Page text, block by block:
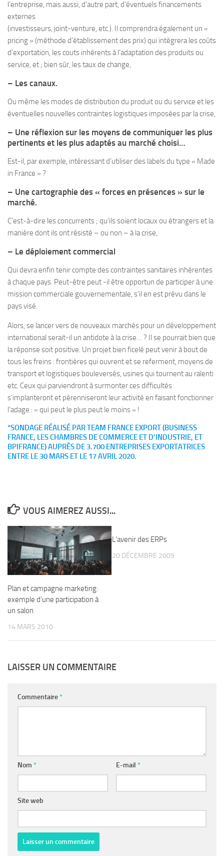
l’entreprise, mais aussi, d’autre part, d’éventuels financements
externes
(investisseurs, joint-venture, etc.). Il comprendra également un «
pricing » (méthode d’établissement des prix) qui intègrera les coûts
d’exportation, les couts inhérents à l’adaptation des produits ou
service, et ; bien sûr, les taux de change,
– Les canaux.
Ou même les modes de distribution du produit ou du service et les
éventuelles nouvelles contraintes logistiques imposées par la crise,
– Une réflexion sur les moyens de communiquer les plus
pertinents et les plus adaptés au marché choisi…
Est-il, par exemple, intéressant d’utiliser des labels du type « Made
in France » ?
– Une cartographie des « forces en présences » sur le
marché.
C’est-à-dire les concurrents ; qu’ils soient locaux ou étrangers et la
manière dont ils ont résisté – ou non – à la crise,
– Le déploiement commercial
Qui devra enfin tenir compte des contraintes sanitaires inhérentes
à chaque pays. Peut-être peut -il être opportun de participer à une
mission commerciale gouvernementale, s’il en est prévu dans le
pays visé.
Alors, se lancer vers de nouveaux marchés pour un développement
international serait-il un antidote à la crise… ? Il se pourrait bien que
la réponse soit positive. Un projet bien ficelé peut venir à bout de
tous les freins : frontières qui ouvrent et se referment, moyens de
transport et logistiques bouleversés, usines qui tournent au ralenti
etc. Ceux qui parviendront à surmonter ces difficultés
s’implanteront et pérenniseront leur activité en faisant fonctionner
l’adage : « qui peut le plus peut le moins » !
*SONDAGE RÉALISÉ PAR TEAM FRANCE EXPORT (BUSINESS
FRANCE, LES CHAMBRES DE COMMERCE ET D’INDUSTRIE, ET
BPIFRANCE) AUPRÈS DE 3.700 ENTREPRISES EXPORTATRICES
ENTRE LE 30 MARS ET LE 17 AVRIL 2020.
VOUS AIMEREZ AUSSI...
Plan et campagne marketing:
exemple d’une participation à
un salon
14 MARS 2010
L’avenir des ERPs
20 DÉCEMBRE 2009
LAISSER UN COMMENTAIRE
Commentaire*
Nom * E-mail *
Site web